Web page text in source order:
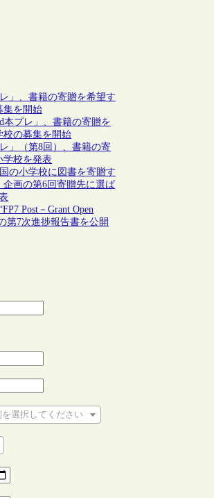
レ」、書籍の寄贈を希望す
集を開始
本プレ」、書籍の寄贈を
校の募集を開始
レ」（第8回）、書籍の寄
学校を発表
の小学校に図書を寄贈す
企画の第6回寄贈先に選ば
Post－Grant Open
第7次進捗報告書を公開
選択してください
してください